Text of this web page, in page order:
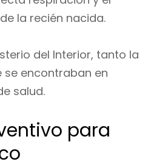
la recién nacida.
del Interior, tanto la
encontraban en
salud.
para